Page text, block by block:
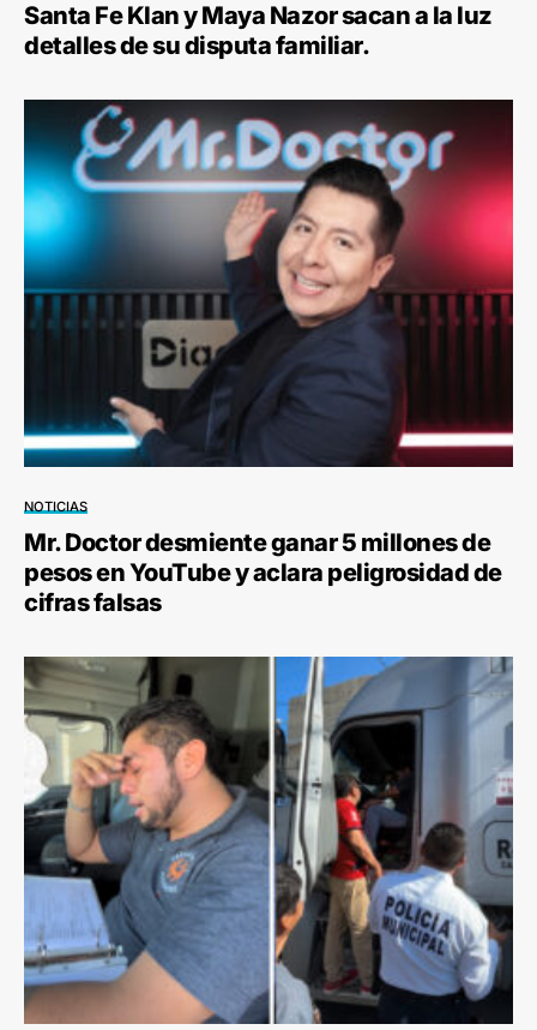
Santa Fe Klan y Maya Nazor sacan a la luz
detalles de su disputa familiar.
NOTICIAS
Mr. Doctor desmiente ganar 5 millones de
pesos en YouTube y aclara peligrosidad de
cifras falsas